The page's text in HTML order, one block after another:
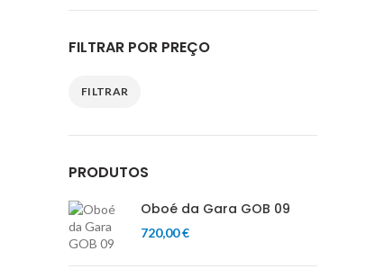
FILTRAR POR PREÇO
FILTRAR
PRODUTOS
Oboé da Gara GOB 09
720,00€